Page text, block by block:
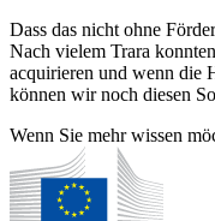
Dass das nicht ohne
Nach viel­em Trara
acqui­rier­en und wenn die
kön­nen wir noch diesen
Wenn Sie mehr wissen